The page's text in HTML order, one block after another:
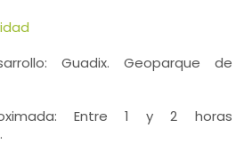
Guadix. Geoparque de
Entre 1 y 2 horas